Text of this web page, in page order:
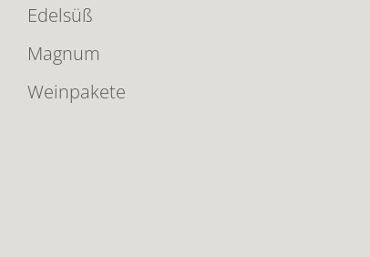
Edelsüß
Magnum
Weinpakete